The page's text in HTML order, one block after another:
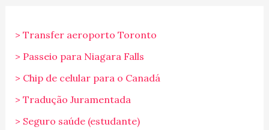
> Transfer aeroporto Toronto
> Passeio para Niagara Falls
> Chip de celular para o Canadá
> Tradução Juramentada
> Seguro saúde (estudante)